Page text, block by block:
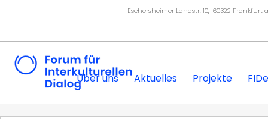
Eschersheimer Landstr. 10, 60322 Frankfurt
Über uns Aktuelles Projekte